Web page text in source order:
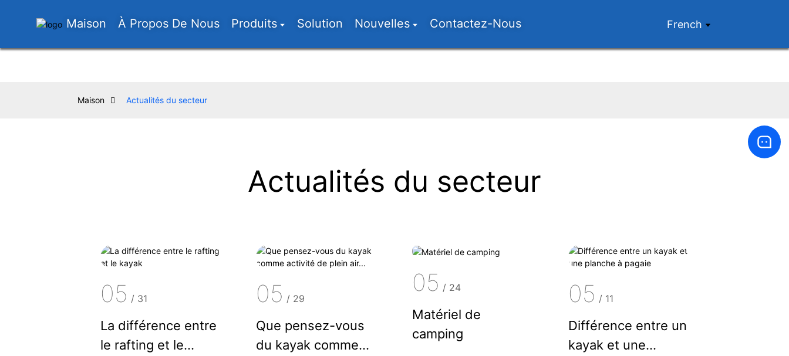
Maison À Propos De Nous Produits Solution Nouvelles Contactez-Nous French
Maison Actualités du secteur
Actualités du secteur
05 / 31
La différence entre
le rafting et le
05 / 29
Que pensez-vous
du kayak comme
05 / 24
Matériel de
camping
05 / 11
Différence entre un
kayak et une